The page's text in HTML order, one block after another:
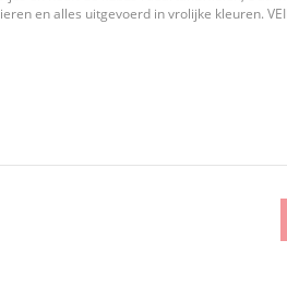
en alles uitgevoerd in vrolijke kleuren.